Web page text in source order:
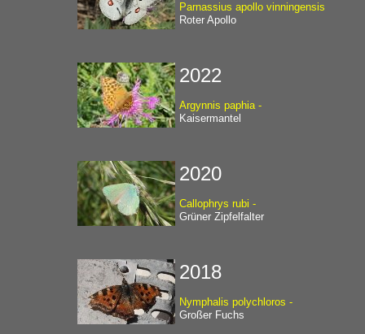
Parnassius apollo vinningensis
Roter Apollo
2022
Argynnis paphia -
Kaisermantel
2020
Callophrys rubi -
Grüner Zipfelfalter
2018
Nymphalis polychloros -
Großer Fuchs